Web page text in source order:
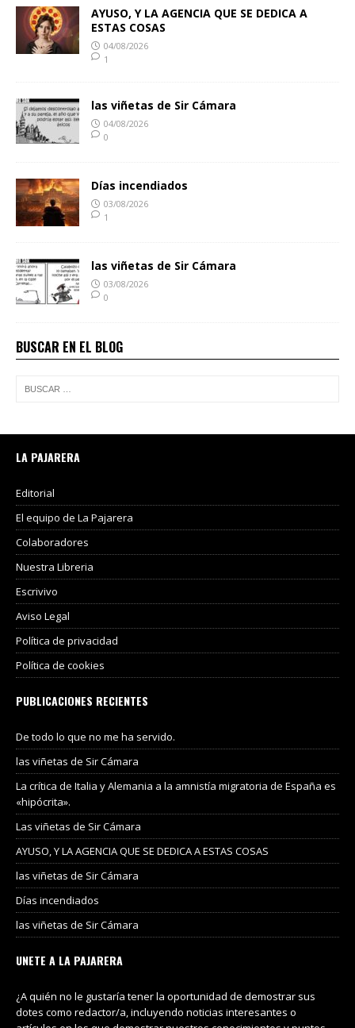
AYUSO, Y LA AGENCIA QUE SE DEDICA A
ESTAS COSAS
04/08/2026
1
las viñetas de Sir Cámara
04/08/2026
0
Días incendiados
03/08/2026
1
las viñetas de Sir Cámara
03/08/2026
0
BUSCAR EN EL BLOG
LA PAJARERA
Editorial
El equipo de La Pajarera
Colaboradores
Nuestra Libreria
Escrivivo
Aviso Legal
Política de privacidad
Política de cookies
PUBLICACIONES RECIENTES
De todo lo que no me ha servido.
las viñetas de Sir Cámara
La crítica de Italia y Alemania a la amnistía migratoria de España es
«hipócrita».
Las viñetas de Sir Cámara
AYUSO, Y LA AGENCIA QUE SE DEDICA A ESTAS COSAS
las viñetas de Sir Cámara
Días incendiados
las viñetas de Sir Cámara
UNETE A LA PAJARERA
¿A quién no le gustaría tener la oportunidad de demostrar sus
dotes como redactor/a, incluyendo noticias interesantes o